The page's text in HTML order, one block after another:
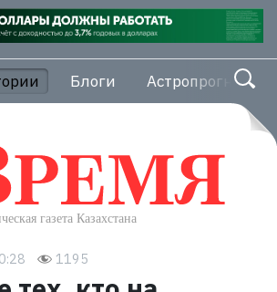
Блоги Астропрогноз
1195